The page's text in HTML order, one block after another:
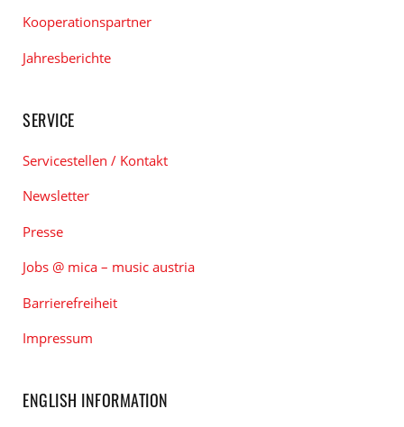
Kooperationspartner
Jahresberichte
SERVICE
Servicestellen / Kontakt
Newsletter
Presse
Jobs @ mica – music austria
Barrierefreiheit
Impressum
ENGLISH INFORMATION